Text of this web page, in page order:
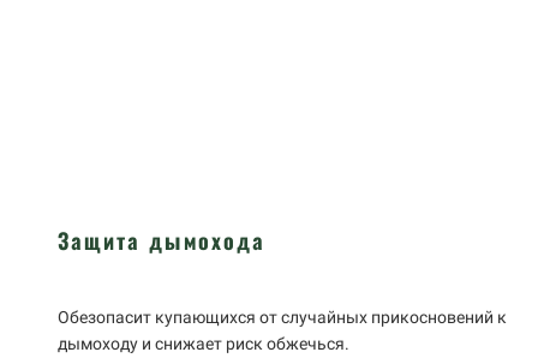
Защита дымохода
Обезопасит купающихся от случайных прикосновений к
дымоходу и снижает риск обжечься.